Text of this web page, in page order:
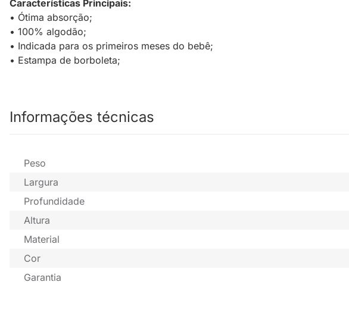
Características Principais:
• Ótima absorção;
• 100% algodão;
• Indicada para os primeiros meses do bebê;
• Estampa de borboleta;
Informações técnicas
Peso
Largura
Profundidade
Altura
Material
Cor
Garantia